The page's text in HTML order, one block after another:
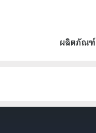
ผลิตภัณฑ์